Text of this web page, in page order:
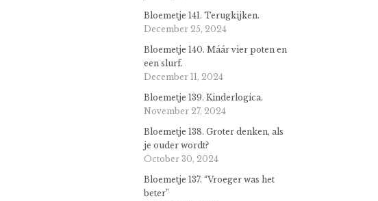
Bloemetje 141. Terugkijken.
December 25, 2024
Bloemetje 140. Máár vier poten en
een slurf.
December 11, 2024
Bloemetje 139. Kinderlogica.
November 27, 2024
Bloemetje 138. Groter denken, als
je ouder wordt?
October 30, 2024
Bloemetje 137. “Vroeger was het
beter”